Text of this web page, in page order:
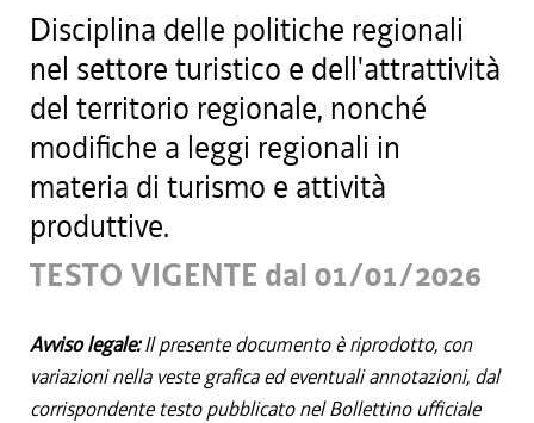
Disciplina delle politiche regionali
nel settore turistico e dell'attrattività
del territorio regionale, nonché
modifiche a leggi regionali in
materia di turismo e attività
produttive.
TESTO VIGENTE dal 01/01/2026
Avviso legale:Il presente documento è riprodotto, con
variazioni nella veste grafica ed eventuali annotazioni, dal
corrispondente testo pubblicato nel Bollettino ufficiale